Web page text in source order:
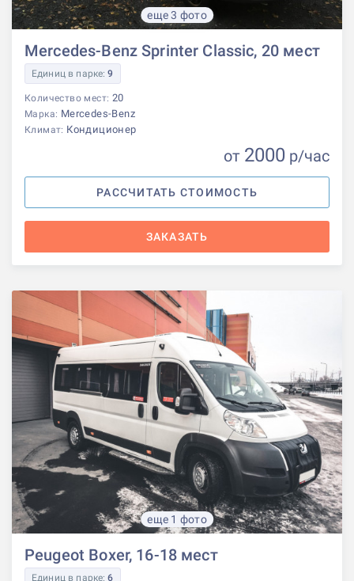
еще 3 фото
Mercedes-Benz Sprinter Classic, 20 мест
Единиц в парке:9
Количество мест: 20
Марка: Mercedes-Benz
Климат: Кондиционер
от 2000 р/час
РАССЧИТАТЬ СТОИМОСТЬ
ЗАКАЗАТЬ
еще 1 фото
Peugeot Boxer, 16-18 мест
Единиц в парке:6